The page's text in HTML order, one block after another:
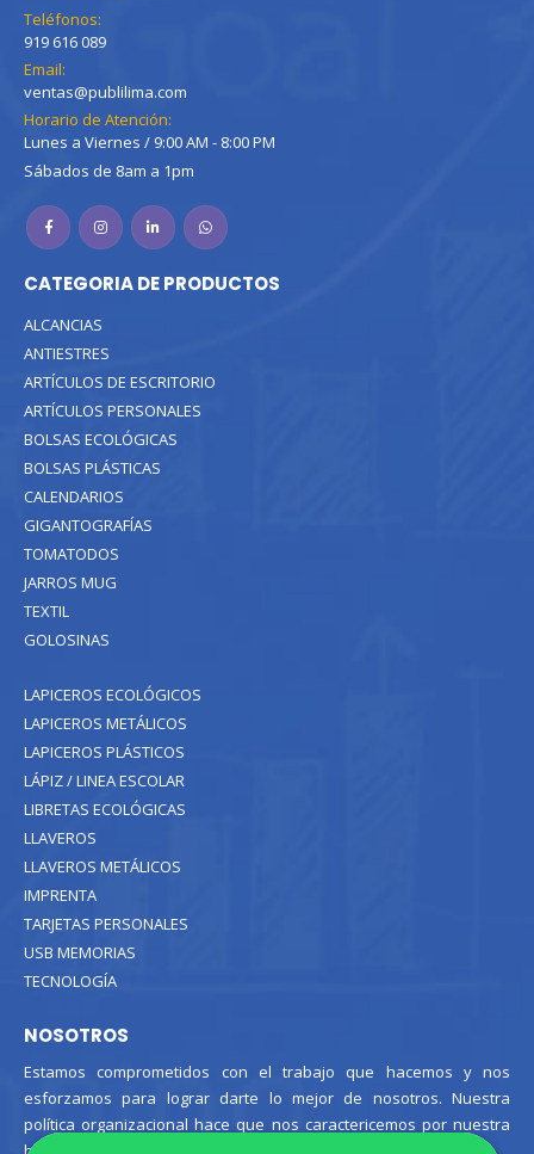
Teléfonos:
919 616 089
Email:
ventas@publilima.com
Horario de Atención:
Lunes a Viernes / 9:00 AM - 8:00 PM
Sábados de 8am a 1pm
CATEGORIA DE PRODUCTOS
ALCANCIAS
ANTIESTRES
ARTÍCULOS DE ESCRITORIO
ARTÍCULOS PERSONALES
BOLSAS ECOLÓGICAS
BOLSAS PLÁSTICAS
CALENDARIOS
GIGANTOGRAFÍAS
TOMATODOS
JARROS MUG
TEXTIL
GOLOSINAS
LAPICEROS ECOLÓGICOS
LAPICEROS METÁLICOS
LAPICEROS PLÁSTICOS
LÁPIZ / LINEA ESCOLAR
LIBRETAS ECOLÓGICAS
LLAVEROS
LLAVEROS METÁLICOS
IMPRENTA
TARJETAS PERSONALES
USB MEMORIAS
TECNOLOGÍA
NOSOTROS
Estamos comprometidos con el trabajo que hacemos y nos
esforzamos para lograr darte lo mejor de nosotros. Nuestra
política organizacional hace que nos caractericemos por nuestra